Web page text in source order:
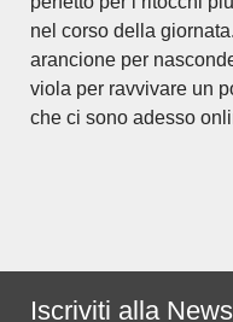
nel corso della
arancione per
viola per ravvivare un
che ci sono adesso
Iscriviti alla